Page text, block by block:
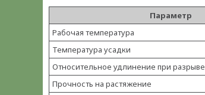
Параметр
Рабочая температура
Температура усадки
Относительное удлинение при разрыве
Прочность на растяжение